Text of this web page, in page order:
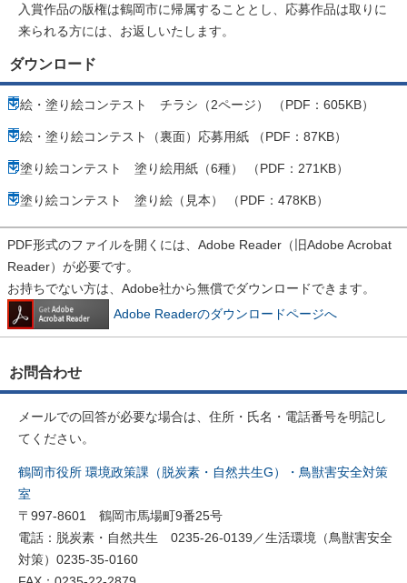
入賞作品の版権は鶴岡市に帰属することとし、応募作品は取りに
来られる方には、お返しいたします。
ダウンロード
絵・塗り絵コンテスト チラシ（2ページ） （PDF：605KB）
絵・塗り絵コンテスト（裏面）応募用紙 （PDF：87KB）
塗り絵コンテスト 塗り絵用紙（6種） （PDF：271KB）
塗り絵コンテスト 塗り絵（見本） （PDF：478KB）
PDF形式のファイルを開くには、Adobe Reader（旧Adobe Acrobat
Reader）が必要です。
お持ちでない方は、Adobe社から無償でダウンロードできます。
Adobe Readerのダウンロードページへ
お問合わせ
メールでの回答が必要な場合は、住所・氏名・電話番号を明記し
てください。
鶴岡市役所 環境政策課（脱炭素・自然共生G）・鳥獣害安全対策
室
〒997-8601 鶴岡市馬場町9番25号
電話：脱炭素・自然共生 0235-26-0139／生活環境（鳥獣害安全
対策）0235-35-0160